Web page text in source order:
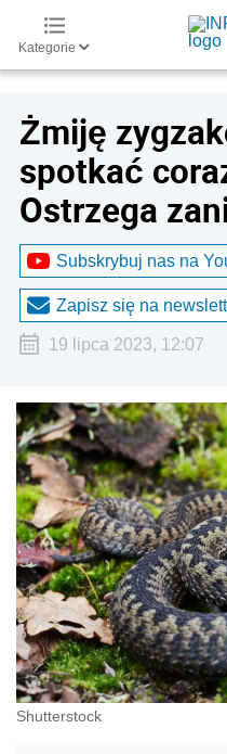
Kategorie
Żmiję
spotkać
Ostrzega
Subskrybuj nas na
Zapisz się na
19 lipca 2023, 12:07
Shutterstock